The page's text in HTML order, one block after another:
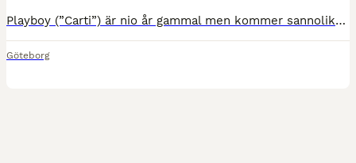
Playboy (”Carti”) är nio år gammal men kommer sannolikt aldrig kunna bli en fullt ut välfungerande ridhäst. Cartis stora problem är att han har en stark rädsla för ryttaren på ryggen. Hans rädsla gör
Göteborg